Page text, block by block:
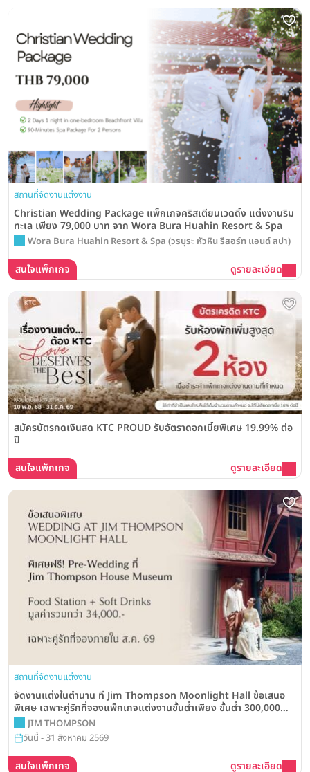
สถานที่จัดงานแต่งงาน
Christian Wedding Package แพ็กเกจคริสเตียนเวดดิ้ง แต่งงานริม
ทะเล เพียง 79,000 บาท จาก Wora Bura Huahin Resort & Spa
Wora Bura Huahin Resort & Spa (วรบุระ หัวหิน รีสอร์ท แอนด์ สปา)
สนใจแพ็กเกจ ดูรายละเอียด
สมัครบัตรกดเงินสด KTC PROUD รับอัตราดอกเบี้ยพิเศษ 19.99% ต่อ
ปี
สนใจแพ็กเกจ
ดูรายละเอียด
สถานที่จัดงานแต่งงาน
จัดงานแต่งในตำนาน ที่ Jim Thompson Moonlight Hall ข้อเสนอ
พิเศษ เฉพาะคู่รักที่จองแพ็กเกจแต่งงานขั้นต่ำเพียง ขั้นต่ำ 300,000
บาทJIM THOMPSON
วันนี้ - 31 สิงหาคม 2569
สนใจแพ็กเกจ ดูรายละเอียด